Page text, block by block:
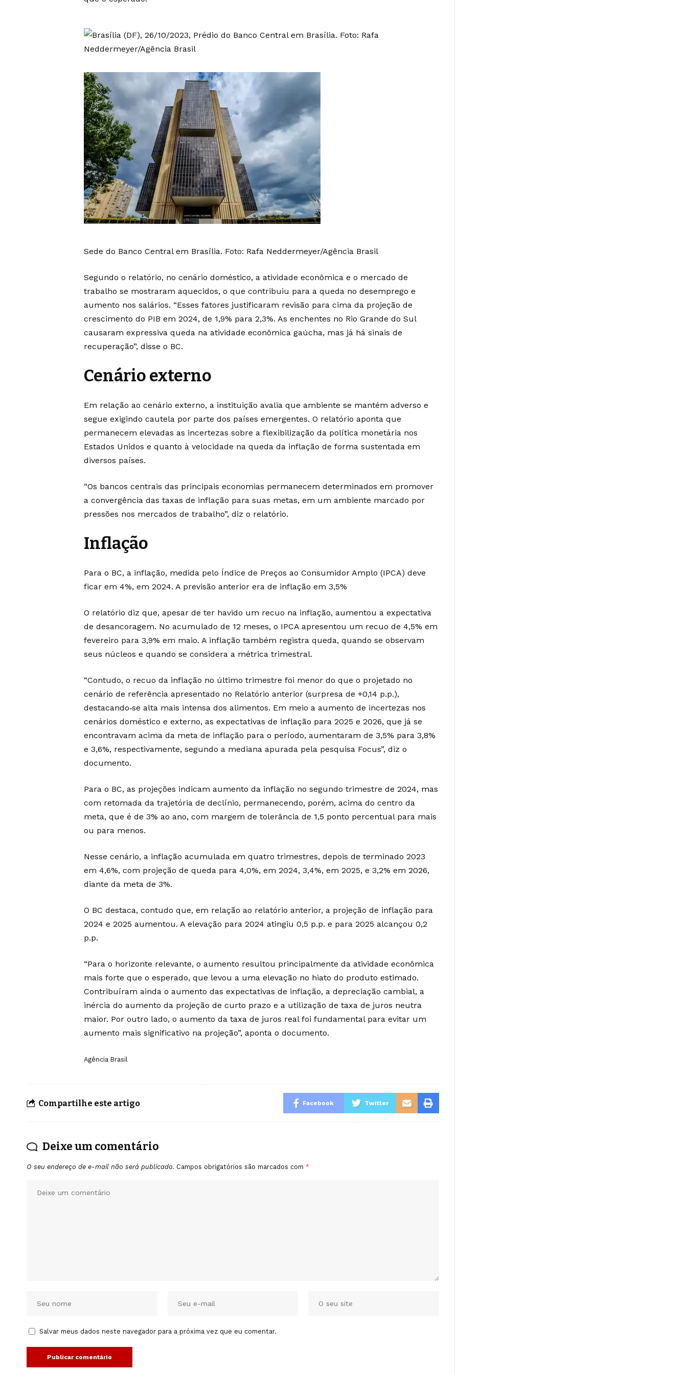
Sede do Banco Central em Brasília. Foto: Rafa Neddermeyer/Agência Brasil
Segundo o relatório, no cenário doméstico, a atividade econômica e o mercado de
trabalho se mostraram aquecidos, o que contribuiu para a queda no desemprego e
aumento nos salários. “Esses fatores justificaram revisão para cima da projeção de
crescimento do PIB em 2024, de 1,9% para 2,3%. As enchentes no Rio Grande do Sul
causaram expressiva queda na atividade econômica gaúcha, mas já há sinais de
recuperação”, disse o BC.
Cenário externo
Em relação ao cenário externo, a instituição avalia que ambiente se mantém adverso e
segue exigindo cautela por parte dos países emergentes. O relatório aponta que
permanecem elevadas as incertezas sobre a flexibilização da política monetária nos
Estados Unidos e quanto à velocidade na queda da inflação de forma sustentada em
diversos países.
“Os bancos centrais das principais economias permanecem determinados em promover
a convergência das taxas de inflação para suas metas, em um ambiente marcado por
pressões nos mercados de trabalho”, diz o relatório.
Inflação
Para o BC, a inflação, medida pelo Índice de Preços ao Consumidor Amplo (IPCA) deve
ficar em 4%, em 2024. A previsão anterior era de inflação em 3,5%
O relatório diz que, apesar de ter havido um recuo na inflação, aumentou a expectativa
de desancoragem. No acumulado de 12 meses, o IPCA apresentou um recuo de 4,5% em
fevereiro para 3,9% em maio. A inflação também registra queda, quando se observam
seus núcleos e quando se considera a métrica trimestral.
“Contudo, o recuo da inflação no último trimestre foi menor do que o projetado no
cenário de referência apresentado no Relatório anterior (surpresa de +0,14 p.p.),
destacando‑se alta mais intensa dos alimentos. Em meio a aumento de incertezas nos
cenários doméstico e externo, as expectativas de inflação para 2025 e 2026, que já se
encontravam acima da meta de inflação para o período, aumentaram de 3,5% para 3,8%
e 3,6%, respectivamente, segundo a mediana apurada pela pesquisa Focus”, diz o
documento.
Para o BC, as projeções indicam aumento da inflação no segundo trimestre de 2024, mas
com retomada da trajetória de declínio, permanecendo, porém, acima do centro da
meta, que é de 3% ao ano, com margem de tolerância de 1,5 ponto percentual para mais
ou para menos.
Nesse cenário, a inflação acumulada em quatro trimestres, depois de terminado 2023
em 4,6%, com projeção de queda para 4,0%, em 2024, 3,4%, em 2025, e 3,2% em 2026,
diante da meta de 3%.
O BC destaca, contudo que, em relação ao relatório anterior, a projeção de inflação para
2024 e 2025 aumentou. A elevação para 2024 atingiu 0,5 p.p. e para 2025 alcançou 0,2
p.p.
“Para o horizonte relevante, o aumento resultou principalmente da atividade econômica
mais forte que o esperado, que levou a uma elevação no hiato do produto estimado.
Contribuíram ainda o aumento das expectativas de inflação, a depreciação cambial, a
inércia do aumento da projeção de curto prazo e a utilização de taxa de juros neutra
maior. Por outro lado, o aumento da taxa de juros real foi fundamental para evitar um
aumento mais significativo na projeção”, aponta o documento.
Agência Brasil
Compartilhe este artigo Facebook Twitter
Deixe um comentário
O seu endereço de e-mail não será publicado. Campos obrigatórios são marcados com *
Salvar meus dados neste navegador para a próxima vez que eu comentar.